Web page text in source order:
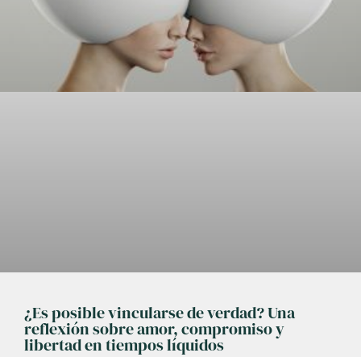
¿Es posible vincularse de verdad? Una
reflexión sobre amor, compromiso y
libertad en tiempos líquidos